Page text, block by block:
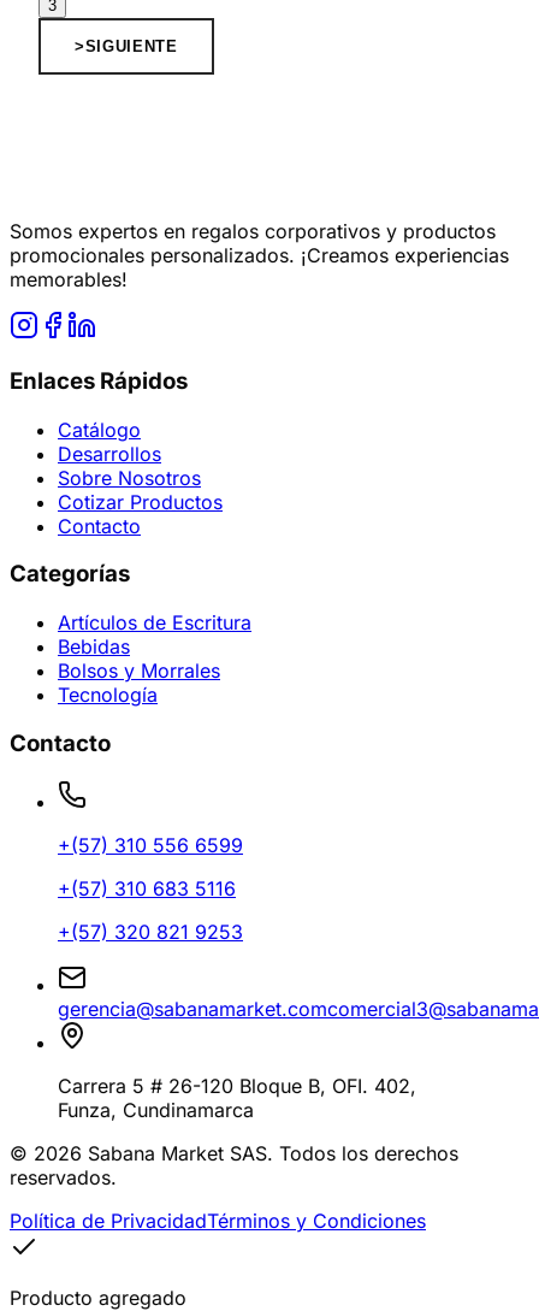
3
>SIGUIENTE
Somos expertos en regalos corporativos y productos
promocionales personalizados. ¡Creamos experiencias
memorables!
Enlaces Rápidos
Catálogo
Desarrollos
Sobre Nosotros
Cotizar Productos
Contacto
Categorías
Artículos de Escritura
Bebidas
Bolsos y Morrales
Tecnología
Contacto
+(57) 310 556 6599
+(57) 310 683 5116
+(57) 320 821 9253
gerencia@sabanamarket.com
Carrera 5 # 26-120 Bloque B, OFI. 402,
Funza, Cundinamarca
© 2026 Sabana Market SAS. Todos los derechos
reservados.
Política de PrivacidadTérminos y Condiciones
Producto agregado